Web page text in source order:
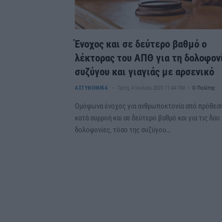
Ένοχος και σε δεύτερο βαθμό ο
λέκτορας του ΑΠΘ για τη
συζύγου και γιαγιάς με αρσενικό
ΑΣΤΥΝΟΜΙΚΑ Τρίτη, 4 Ιουλίου 2023 11:44 ΠΜ Ο Πολίτης
Ομόφωνα ένοχος για ανθρωποκτονία από
κατά συρροή και σε δεύτερο βαθμό και για τις δύο
δολοφονίες, τόσο της συζύγου…